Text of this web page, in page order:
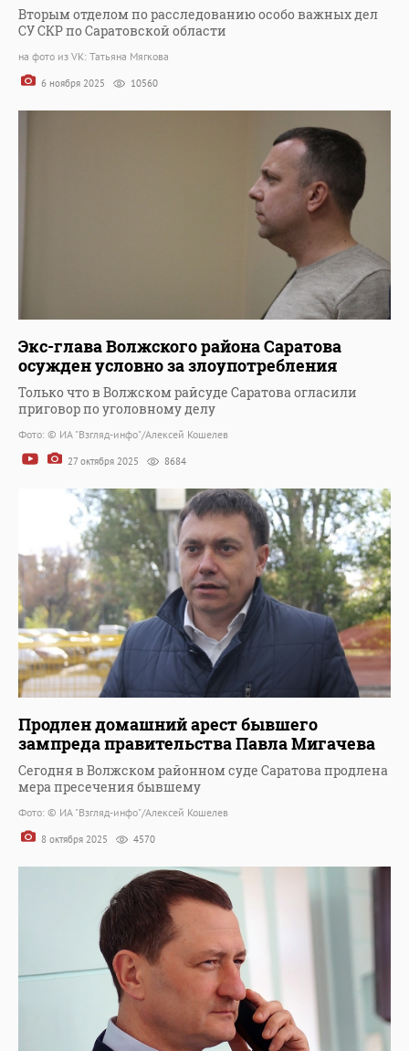
Вторым отделом по расследованию особо важных дел
СУ СКР по Саратовской области
на фото из VK: Татьяна Мягкова
6 ноября 2025 10560
Экс-глава Волжского района Саратова
осужден условно за злоупотребления
Только что в Волжском райсуде Саратова огласили
приговор по уголовному делу
Фото: © ИА "Взгляд-инфо"/Алексей Кошелев
27 октября 2025 8684
Продлен домашний арест бывшего
зампреда правительства Павла Мигачева
Сегодня в Волжском районном суде Саратова продлена
мера пресечения бывшему
Фото: © ИА "Взгляд-инфо"/Алексей Кошелев
8 октября 2025 4570